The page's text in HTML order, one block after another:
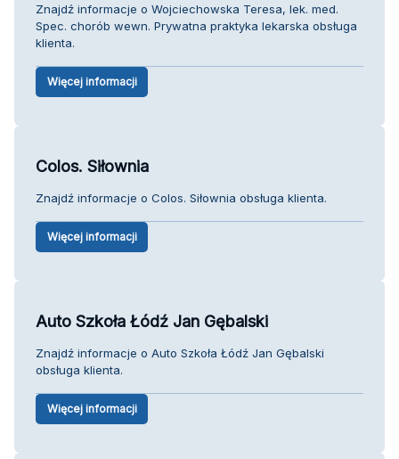
Znajdź informacje o Wojciechowska Teresa, lek. med.
Spec. chorób wewn. Prywatna praktyka lekarska obsługa
klienta.
Więcej informacji
Colos. Siłownia
Znajdź informacje o Colos. Siłownia obsługa klienta.
Więcej informacji
Auto Szkoła Łódź Jan Gębalski
Znajdź informacje o Auto Szkoła Łódź Jan Gębalski
obsługa klienta.
Więcej informacji